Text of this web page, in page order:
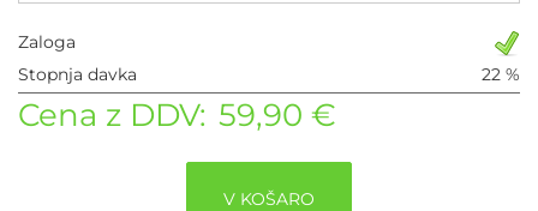
Zaloga
Stopnja davka
22 %
Cena z DDV: 59,90 €
V KOŠARO